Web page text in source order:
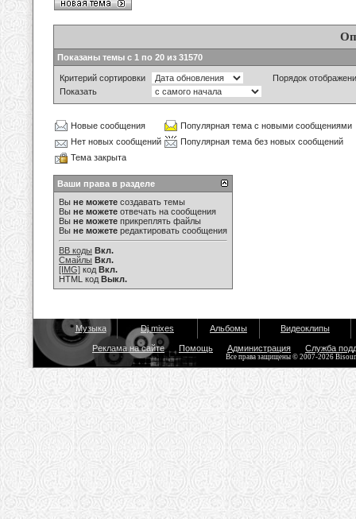
Показаны темы с 1 по 20 из 31570
Критерий сортировки
Порядок
Показать
Новые сообщения
Популярная тема с новыми сообщениями
Нет новых сообщений
Популярная тема без новых сообщений
Тема закрыта
Ваши права в разделе
Вы не можете создавать темы
Вы не можете отвечать на сообщения
Вы не можете прикреплять файлы
Вы не можете редактировать сообщения
BB коды Вкл.
Смайлы Вкл.
[IMG] код Вкл.
HTML код Выкл.
Музыка Dj mixes Альбомы Видеоклипы
Реклама на сайте Помощь Администрация Служба
Все права защищены © 2007-2026